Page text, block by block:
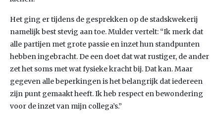
Het ging er tijdens de gesprekken op de stadskwekerij
namelijk best stevig aan toe. Mulder vertelt: “Ik merk dat
alle partijen met grote passie en inzet hun standpunten
hebben ingebracht. De een doet dat wat rustiger, de ander
zet het soms met wat fysieke kracht bij. Dat kan. Maar
gegeven alle beperkingen is het belangrijk dat iedereen
zijn punt gemaakt heeft. Ik heb respect en bewondering
voor de inzet van mijn collega’s.”